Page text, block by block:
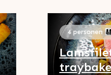
4 personen